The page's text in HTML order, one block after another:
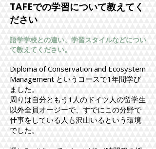
TAFEでの学習について教えてく
ださい
語学学校との違い、学習スタイルなどについ
て教えてください。
Diploma of Conservation and Ecosystem
Management というコースで1年間学び
ました。
周りは自分ともう1人のドイツ人の留学生
以外全員オージーで、すでにこの分野で
仕事をしている人も沢山いるという環境
でした。